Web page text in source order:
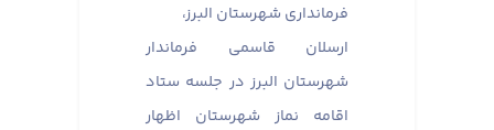
فرمانداری شهرستان البرز،
ارسلان قاسمی فرماندار
شهرستان البرز در جلسه ستاد
اقامه نماز شهرستان اظهار